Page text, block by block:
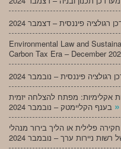
Environmental Law and
Carbon Tax Era – December
אקלימיות: מפתח להצלחה יזמית
»
פלילית או הליך בירור מנהלי